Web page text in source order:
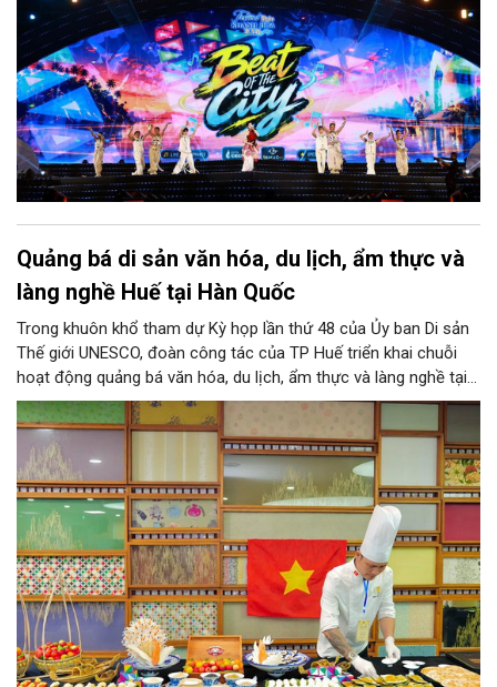
Quảng bá di sản văn hóa, du lịch, ẩm thực và
làng nghề Huế tại Hàn Quốc
Trong khuôn khổ tham dự Kỳ họp lần thứ 48 của Ủy ban Di sản
Thế giới UNESCO, đoàn công tác của TP Huế triển khai chuỗi
hoạt động quảng bá văn hóa, du lịch, ẩm thực và làng nghề tại
Hàn Quốc.